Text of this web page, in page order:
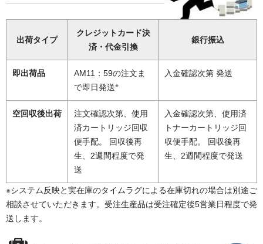
出荷タイプ
クレジットカード決
済・代金引換
銀行振込
即出荷品
AM11：59の注文ま
で即日発送※
入金確認次第 発送
空回収後出荷
注文確認次第、使用
済カートリッジ回収
便手配。 回収後再
生、2週間程度で発
送
入金確認次第、使用済
トナーカートリッジ回
収便手配。 回収後再
生、2週間程度で発送
※システム反映と実在庫のタイムラグによる在庫切れの場合は別途ご
相談させていただきます。受注生産品は受注確定後5営業日程度で発
送します。